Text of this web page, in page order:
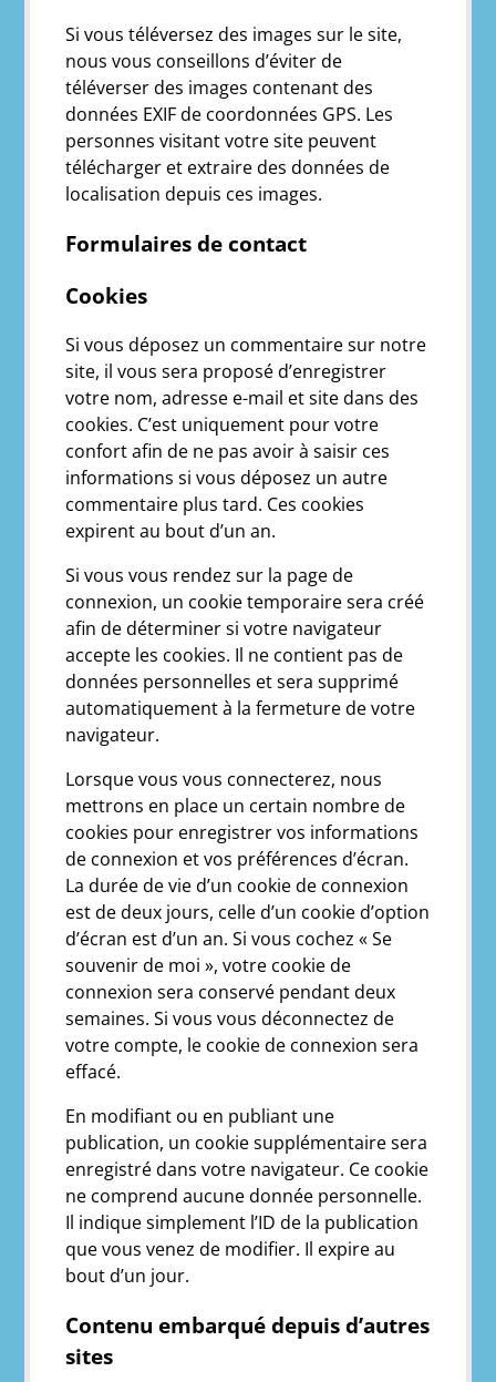
Si vous téléversez des images sur le site,
nous vous conseillons d’éviter de
téléverser des images contenant des
données EXIF de coordonnées GPS. Les
personnes visitant votre site peuvent
télécharger et extraire des données de
localisation depuis ces images.
Formulaires de contact
Cookies
Si vous déposez un commentaire sur notre
site, il vous sera proposé d’enregistrer
votre nom, adresse e-mail et site dans des
cookies. C’est uniquement pour votre
confort afin de ne pas avoir à saisir ces
informations si vous déposez un autre
commentaire plus tard. Ces cookies
expirent au bout d’un an.
Si vous vous rendez sur la page de
connexion, un cookie temporaire sera créé
afin de déterminer si votre navigateur
accepte les cookies. Il ne contient pas de
données personnelles et sera supprimé
automatiquement à la fermeture de votre
navigateur.
Lorsque vous vous connecterez, nous
mettrons en place un certain nombre de
cookies pour enregistrer vos informations
de connexion et vos préférences d’écran.
La durée de vie d’un cookie de connexion
est de deux jours, celle d’un cookie d’option
d’écran est d’un an. Si vous cochez « Se
souvenir de moi », votre cookie de
connexion sera conservé pendant deux
semaines. Si vous vous déconnectez de
votre compte, le cookie de connexion sera
effacé.
En modifiant ou en publiant une
publication, un cookie supplémentaire sera
enregistré dans votre navigateur. Ce cookie
ne comprend aucune donnée personnelle.
Il indique simplement l’ID de la publication
que vous venez de modifier. Il expire au
bout d’un jour.
Contenu embarqué depuis d’autres
sites